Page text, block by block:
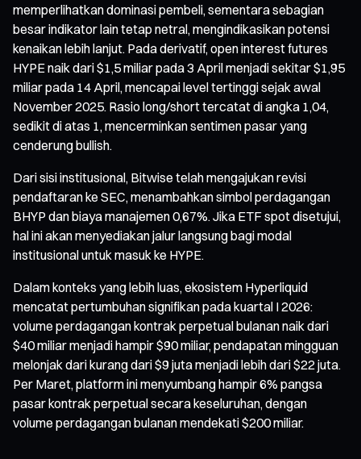
memperlihatkan dominasi pembeli, sementara sebagian
besar indikator lain tetap netral, mengindikasikan potensi
kenaikan lebih lanjut. Pada derivatif, open interest futures
HYPE naik dari $1,5 miliar pada 3 April menjadi sekitar $1,95
miliar pada 14 April, mencapai level tertinggi sejak awal
November 2025. Rasio long/short tercatat di angka 1,04,
sedikit di atas 1, mencerminkan sentimen pasar yang
cenderung bullish.
Dari sisi institusional, Bitwise telah mengajukan revisi
pendaftaran ke SEC, menambahkan simbol perdagangan
BHYP dan biaya manajemen 0,67%. Jika ETF spot disetujui,
hal ini akan menyediakan jalur langsung bagi modal
institusional untuk masuk ke HYPE.
Dalam konteks yang lebih luas, ekosistem Hyperliquid
mencatat pertumbuhan signifikan pada kuartal I 2026:
volume perdagangan kontrak perpetual bulanan naik dari
$40 miliar menjadi hampir $90 miliar, pendapatan mingguan
melonjak dari kurang dari $9 juta menjadi lebih dari $22 juta.
Per Maret, platform ini menyumbang hampir 6% pangsa
pasar kontrak perpetual secara keseluruhan, dengan
volume perdagangan bulanan mendekati $200 miliar.